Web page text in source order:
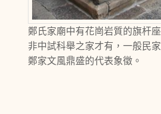
鄭氏家廟中有花崗岩質的旗杆
非中試科舉之家才有，一般民
鄭家文風鼎盛的代表象徵。